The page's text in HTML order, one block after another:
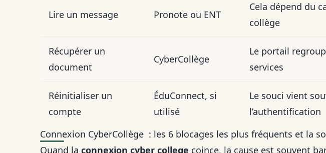
Lire un message Pronote ou ENT
Cela dépend du
collège
Récupérer un
document
CyberCollège
Le portail
services
Réinitialiser un
compte
ÉduConnect, si
utilisé
Le souci vient
l’authentification
Connexion CyberCollège : les 6 blocages les plus fréquents et la
Quand la connexion cyber college coince, la cause est souvent